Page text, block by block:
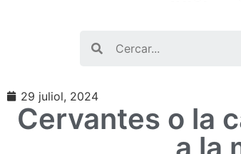
29 juliol, 2024
Cervantes o la